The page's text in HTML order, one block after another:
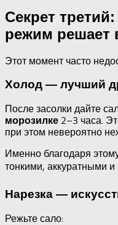
Секрет
режим решает
Этот момент часто
Холод — лучший
После засолки дайте
морозилке 2–3 часа.
при этом невероятно
Именно благодаря
тонкими, аккуратными
Нарезка —
Режьте сало: